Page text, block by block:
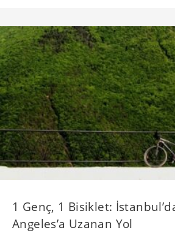
1 Genç, 1 Bisiklet:
Angeles’a Uzanan Yol